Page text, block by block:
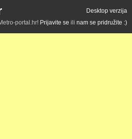
Desktop verzija
portal.hr! Prijavite se ili nam se pridružite :)